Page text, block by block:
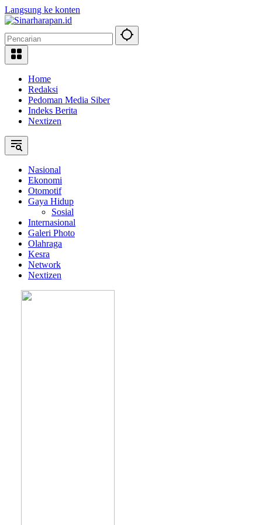
Langsung ke konten
Home
Redaksi
Pedoman Media Siber
Indeks Berita
Nextizen
Nasional
Ekonomi
Otomotif
Gaya Hidup
Sosial
Internasional
Galeri Photo
Olahraga
Kesra
Network
Nextizen